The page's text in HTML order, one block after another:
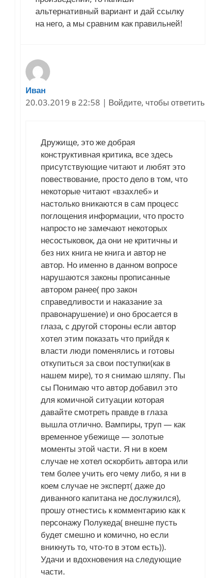
альтернативный вариант и дай ссылку
на него, а мы сравним как правильней!
Иван
20.03.2019 в 22:58 | Войдите, чтобы ответить
Дружище, это же добрая
конструктивная критика, все здесь
присутствующие читают и любят это
повествование, просто дело в том, что
некоторые читают «взахлеб» и
настолько вникаются в сам процесс
поглощения информации, что просто
напросто не замечают некоторых
несостыковок, да они не критичны и
без них книга не книга и автор не
автор. Но именно в данном вопросе
нарушаются законы прописанные
автором ранее( про закон
справедливости и наказание за
правонарушение) и оно бросается в
глаза, с другой стороны если автор
хотел этим показать что прийдя к
власти люди поменялись и готовы
откупиться за свои поступки(как в
нашем мире), то я снимаю шляпу. Пы
сы Понимаю что автор добавил это
для комичной ситуации которая
давайте смотреть правде в глаза
вышла отлично. Вампиры, труп — как
временное убежище — золотые
моменты этой части. Я ни в коем
случае не хотел оскорбить автора или
тем более учить его чему либо, я ни в
коем случае не эксперт( даже до
диванного капитана не дослужился),
прошу отнестись к комментарию как к
персонажу Полукеда( внешне пусть
будет смешно и комично, но если
вникнуть то, что-то в этом есть)).
Удачи и вдохновения на следующие
части.